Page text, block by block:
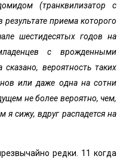
(транквилизатор с
приема которого
шестидесятых годов на
с врожденными
вероятность таких
или даже одна на сотни
не более вероятно, чем,
я сижу, вдруг распадется на
редки. 11 когда